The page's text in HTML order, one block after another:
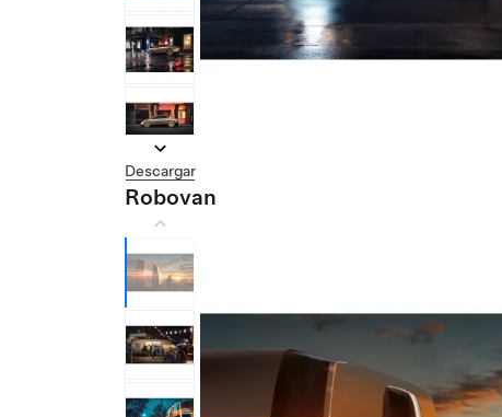
Descargar
Robovan